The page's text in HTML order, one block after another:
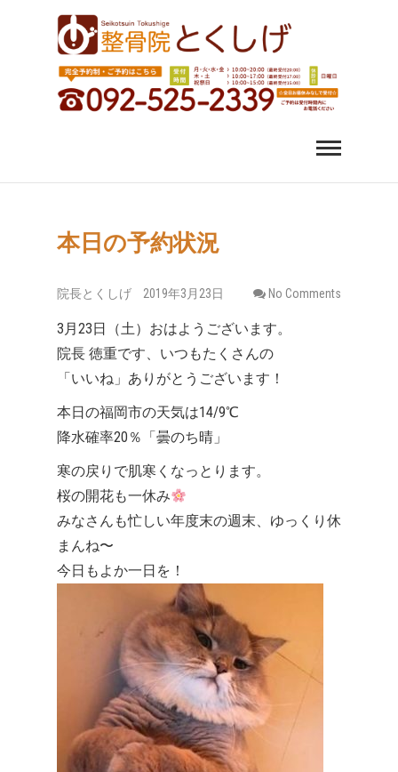
福岡市中央区 薬院 肩
こり 腰痛｜整体 スポ
ーツ障害なら整骨院
福岡市中央区、薬院、天神、平尾、博多、六本松で肩こ
り、腰痛、変形性股関節症にお悩みなら整骨院とくしげ
へ。患者さんのお話を丁寧にお聞きし、施術させていた
だきます。スポーツ選手のケガもおまかせください。
本日の予約状況
院長とくしげ 2019年3月23日 No Comments
3月23日（土）おはようございます。
院長 徳重です、いつもたくさんの
「いいね」ありがとうございます！
本日の福岡市の天気は14/9℃
降水確率20％「曇のち晴」
寒の戻りで肌寒くなっとります。
桜の開花も一休み
みなさんも忙しい年度末の週末、ゆっくり休
まんね〜
今日もよか一日を！